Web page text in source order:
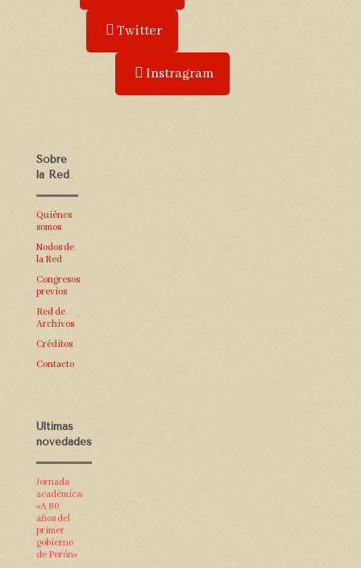
Twitter
Instragram
Sobre
la Red
Quiénes
somos
Nodos de
la Red
Congresos
previos
Red de
Archivos
Créditos
Contacto
Últimas
novedades
Jornada
académica:
«A 80
años del
primer
gobierno
de Perón»